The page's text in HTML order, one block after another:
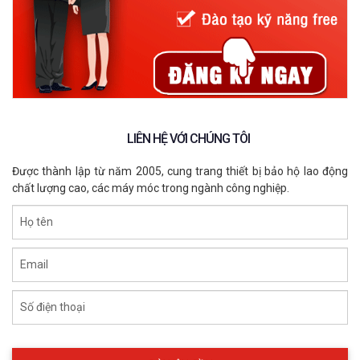
Phân loại phin lọc dựa theo môi trường khí độc
Môi trường làm việc rất đa dạng với nhưng nguy hại khác nhau,
chúng ta cần tìm hiểu và xác định rõ loại phin lọc nào thích hợp
với môi trường làm việc nào để lựa chọn cho chính xác. Người
ta thường dùng các mã màu để đại diện cho loại môi trường
làm việc.
LIÊN HỆ VỚI CHÚNG TÔI
Được thành lập từ năm 2005, cung trang thiết bị bảo hộ lao động
chất lượng cao, các máy móc trong ngành công nghiệp.
Họ tên
Email
Số điện thoại